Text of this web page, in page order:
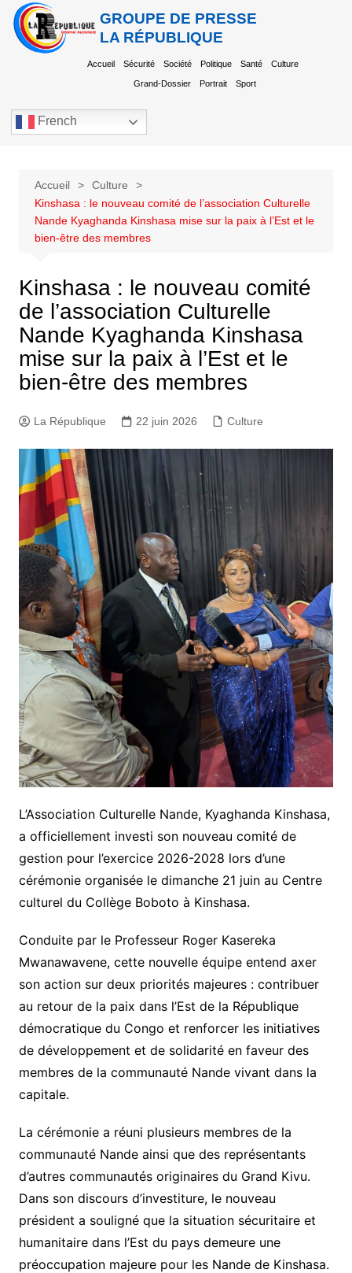
GROUPE DE PRESSE
LA RÉPUBLIQUE
Accueil Sécurité Société Politique Santé Culture
Grand-Dossier Portrait Sport
French
Accueil
Culture
Kinshasa : le nouveau comité de l’association Culturelle
Nande Kyaghanda Kinshasa mise sur la paix à l’Est et le
bien-être des membres
Kinshasa : le nouveau comité
de l’association Culturelle
Nande Kyaghanda Kinshasa
mise sur la paix à l’Est et le
bien-être des membres
La République 22 juin 2026 Culture
L’Association Culturelle Nande, Kyaghanda Kinshasa,
a officiellement investi son nouveau comité de
gestion pour l’exercice 2026-2028 lors d’une
cérémonie organisée le dimanche 21 juin au Centre
culturel du Collège Boboto à Kinshasa.
Conduite par le Professeur Roger Kasereka
Mwanawavene, cette nouvelle équipe entend axer
son action sur deux priorités majeures : contribuer
au retour de la paix dans l’Est de la République
démocratique du Congo et renforcer les initiatives
de développement et de solidarité en faveur des
membres de la communauté Nande vivant dans la
capitale.
La cérémonie a réuni plusieurs membres de la
communauté Nande ainsi que des représentants
d’autres communautés originaires du Grand Kivu.
Dans son discours d’investiture, le nouveau
président a souligné que la situation sécuritaire et
humanitaire dans l’Est du pays demeure une
préoccupation majeure pour les Nande de Kinshasa.